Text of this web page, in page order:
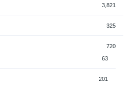
3,821
325
720
63
201